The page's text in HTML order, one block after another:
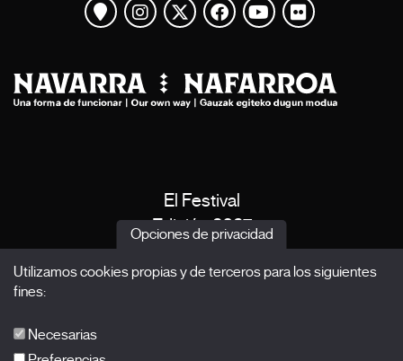
Ver mapa
Instagram
Twitter
Facebook
Youtube
Flickr
El Festival
Edición 2027
Acreditaciones
Opciones de privacidad
Utilizamos cookies propias y de terceros para los siguientes
fines:
Necesarias